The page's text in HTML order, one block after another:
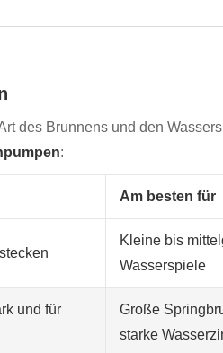
des Brunnens und den
:
Am besten für
Kleine bis
Wasserspiele
und für
Große
starke